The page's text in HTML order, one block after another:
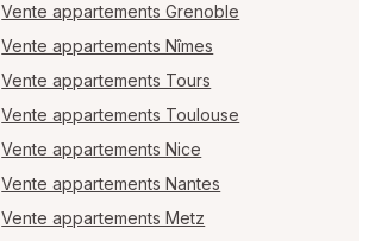
Vente appartements Grenoble
Vente appartements Nîmes
Vente appartements Tours
Vente appartements Toulouse
Vente appartements Nice
Vente appartements Nantes
Vente appartements Metz